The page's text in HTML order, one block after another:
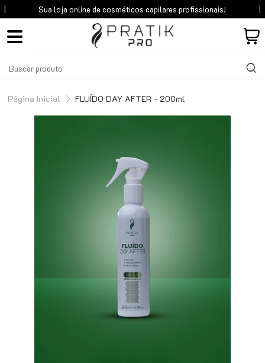
Sua loja online de cosméticos capilares profissionais!
Página Inicial FLUÍDO DAY AFTER - 200ml